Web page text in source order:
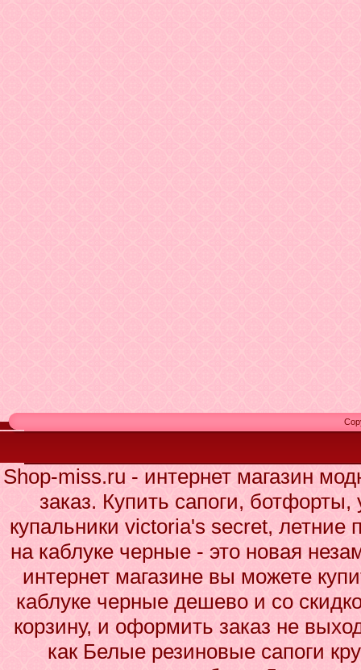
Shop-miss.ru - интернет магазин
заказ. Купить сапоги,
купальники victoria's secret,
на каблуке черные - это новая
интернет магазине вы можете
каблуке черные дешево и со
корзину, и оформить заказ не
как Белые резиновые сапоги